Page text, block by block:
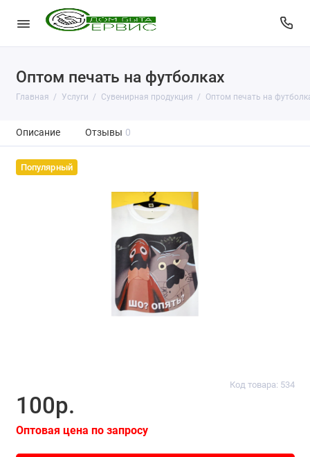
Оптом печать на футболках
Главная Услуги Сувенирная продукция Оптом печать на
Описание Отзывы 0
Популярный
Код товара: 534
100р.
Оптовая цена по запросу